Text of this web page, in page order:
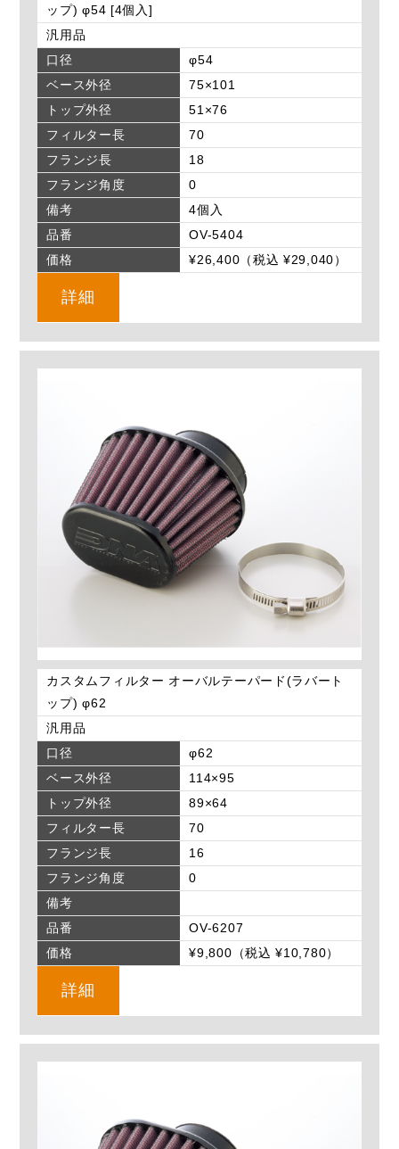
ップ) φ54 [4個入]
汎用品
口径
φ54
ベース外径
75×101
トップ外径
51×76
フィルター長
70
フランジ長
18
フランジ角度
0
備考
4個入
品番
OV-5404
価格
¥26,400（税込 ¥29,040）
詳細
カスタムフィルター オーバルテーパード(ラバート
ップ) φ62
汎用品
口径
φ62
ベース外径
114×95
トップ外径
89×64
フィルター長
70
フランジ長
16
フランジ角度
0
備考
品番
OV-6207
価格
¥9,800（税込 ¥10,780）
詳細